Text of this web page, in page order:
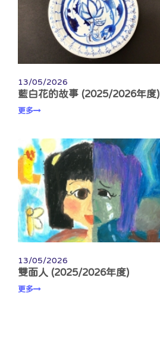
13/05/2026
藍白花的故事 (2025/2026年度)
更多
13/05/2026
雙面人 (2025/2026年度)
更多